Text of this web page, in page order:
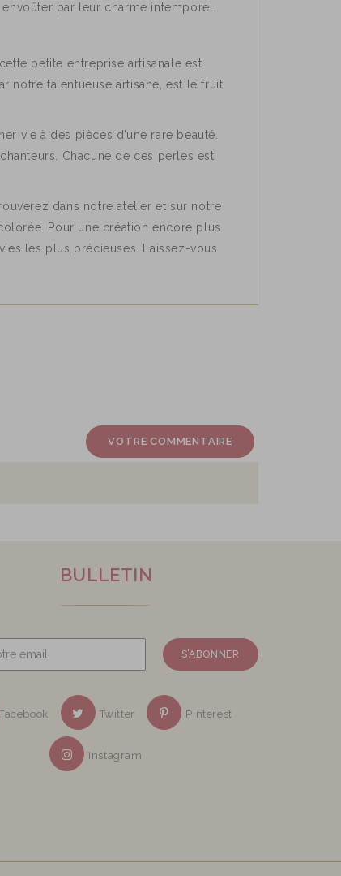
par leur charme intemporel.
petite entreprise artisanale est
notre talentueuse artisane, est le fruit
vie à des pièces d’une rare beauté.
Chacune de ces perles est
dans notre atelier et sur notre
Pour une création encore plus
les plus précieuses. Laissez-vous
VOTRE COMMENTAIRE
BULLETIN
Facebook Twitter Pinterest
Instagram